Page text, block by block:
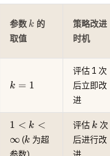
参数 k
k 的
取值
策略改进
时机
k
k = 1
评估 1 次
后立即改
进
1 < k
<
\infty
1 < k <
∞ (k
k 为超
评估 k
k 次
后进行改